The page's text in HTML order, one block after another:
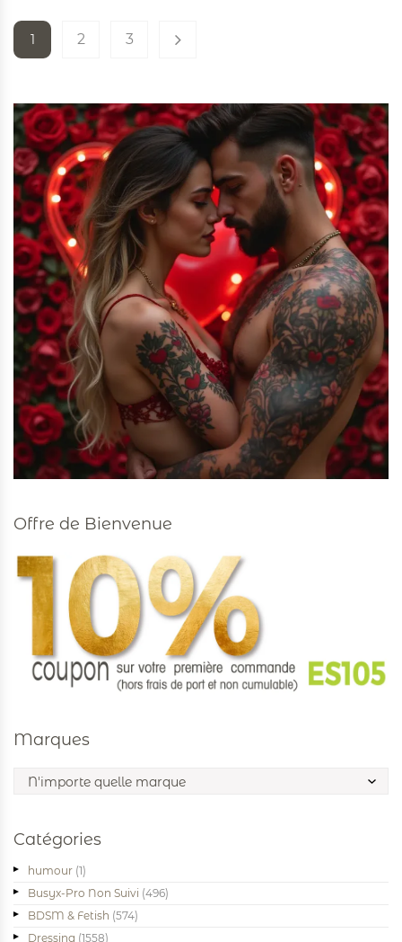
1 2 3
Offre de Bienvenue
Marques
Catégories
humour (1)
Busyx-Pro Non Suivi (496)
BDSM & Fetish (574)
Dressing (1558)